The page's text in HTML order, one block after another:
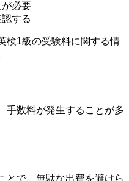
必要
する
検1級の受験料に関する情
手数料が発生することが多
とで、無駄な出費を避けら